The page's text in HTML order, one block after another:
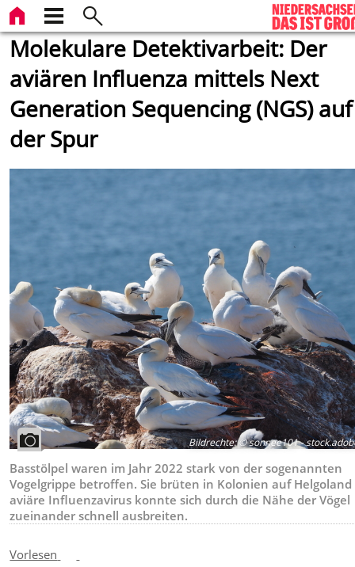
Molekulare Detektivarbeit: Der
aviären Influenza mittels Next
Generation Sequencing (NGS) auf
der Spur
Bildrechte:© sonnee101 -
Basstölpel waren im Jahr 2022 stark von der sogenannten
Vogelgrippe betroffen. Sie brüten in Kolonien auf Helgoland
aviäre Influenzavirus konnte sich durch die Nähe der Vögel
zueinander schnell ausbreiten.
Vorlesen